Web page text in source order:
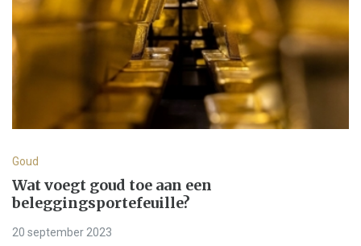
Goud
Wat voegt goud toe aan een
beleggingsportefeuille?
20 september 2023